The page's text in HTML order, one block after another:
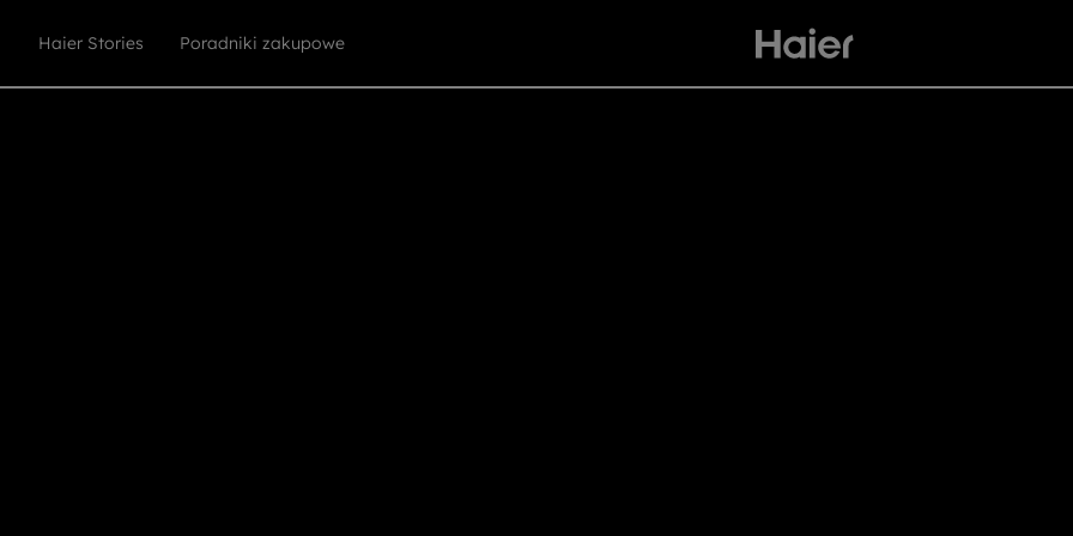
Haier Stories Poradniki zakupowe